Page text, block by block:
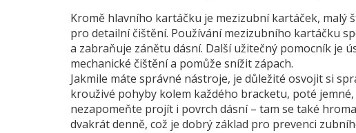
Kromě hlavního kartáčku je mezizubní kartáček, malý
pro detailní čištění. Používání mezizubního kartáčku
a zabraňuje zánětu dásní. Další užitečný pomocník je
mechanické čištění a pomůže snížit zápach.
Jakmile máte správné nástroje, je důležité osvojit si
krouživé pohyby kolem každého bracketu, poté
nezapomeňte projít i povrch dásní – tam se také
dvakrát denně, což je dobrý základ pro prevenci